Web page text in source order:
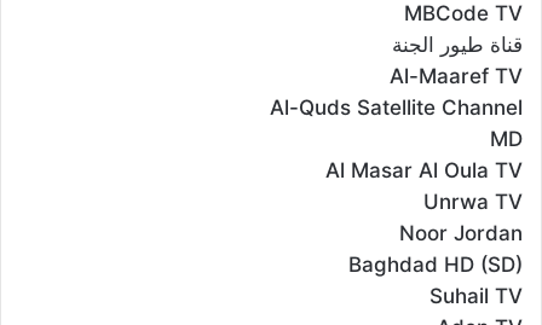
MBCode TV
قناة طيور الجنة
Al-Maaref TV
Al-Quds Satellite Channel
MD
Al Masar Al Oula TV
Unrwa TV
Noor Jordan
Baghdad HD (SD)
Suhail TV